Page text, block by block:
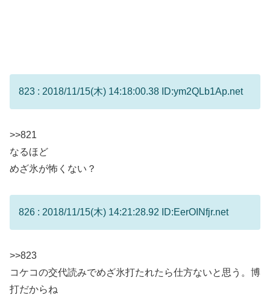
823 : 2018/11/15(木) 14:18:00.38 ID:ym2QLb1Ap.net
>>821
なるほど
めざ氷が怖くない？
826 : 2018/11/15(木) 14:21:28.92 ID:EerOINfjr.net
>>823
コケコの交代読みでめざ氷打たれたら仕方ないと思う。博
打だからね